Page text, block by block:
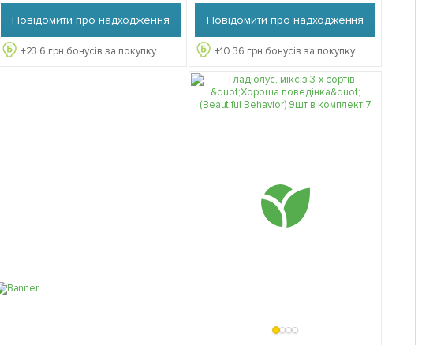
Повідомити про надходження
+23.6 грн бонусів за покупку
Повідомити про надходження
+10.36 грн бонусів за покупку